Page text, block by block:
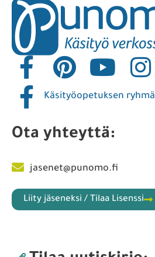
Käsityöopetuksen ryhmä
Ota yhteyttä:
jasenet@punomo.fi
Liity jäseneksi / Tilaa Lisenssi